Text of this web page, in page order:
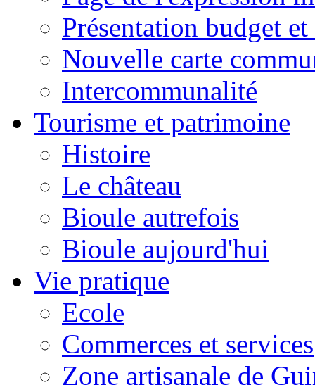
Présentation budget
Nouvelle carte
Intercommunalité
Tourisme et patrimoine
Histoire
Le château
Bioule autrefois
Bioule aujourd'hui
Vie pratique
Ecole
Commerces et services
Zone artisanale de